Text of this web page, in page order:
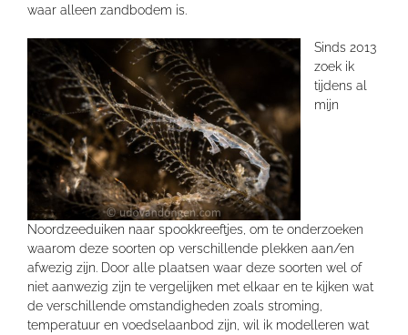
waar alleen zandbodem is.
Sinds 2013
zoek ik
tijdens al
mijn
Noordzeeduiken naar spookkreeftjes, om te onderzoeken
waarom deze soorten op verschillende plekken aan/en
afwezig zijn. Door alle plaatsen waar deze soorten wel of
niet aanwezig zijn te vergelijken met elkaar en te kijken wat
de verschillende omstandigheden zoals stroming,
temperatuur en voedselaanbod zijn, wil ik modelleren wat